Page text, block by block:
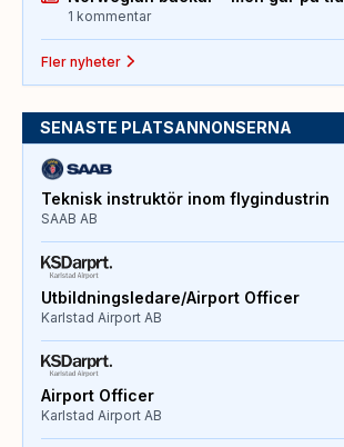
1 kommentar
Fler nyheter
SENASTE PLATSANNONSERNA
Teknisk instruktör inom flygindustrin
SAAB AB
Utbildningsledare/Airport Officer
Karlstad Airport AB
Airport Officer
Karlstad Airport AB